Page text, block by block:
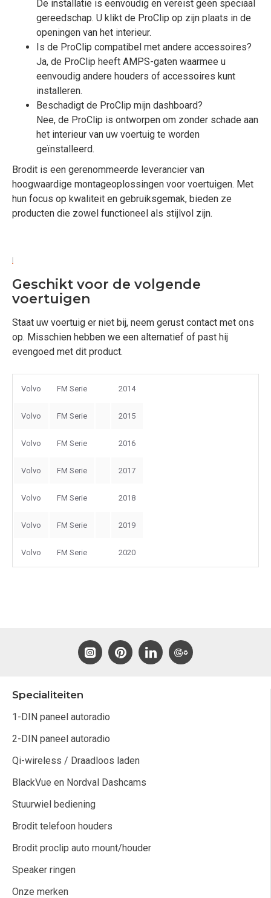
De installatie is eenvoudig en vereist geen speciaal
gereedschap. U klikt de ProClip op zijn plaats in de
openingen van het interieur.
Is de ProClip compatibel met andere accessoires?
Ja, de ProClip heeft AMPS-gaten waarmee u
eenvoudig andere houders of accessoires kunt
installeren.
Beschadigt de ProClip mijn dashboard?
Nee, de ProClip is ontworpen om zonder schade aan
het interieur van uw voertuig te worden
geïnstalleerd.
Brodit is een gerenommeerde leverancier van
hoogwaardige montageoplossingen voor voertuigen. Met
hun focus op kwaliteit en gebruiksgemak, bieden ze
producten die zowel functioneel als stijlvol zijn.
Geschikt voor de volgende
voertuigen
Staat uw voertuig er niet bij, neem gerust contact met ons
op. Misschien hebben we een alternatief of past hij
evengoed met dit product.
Volvo FM Serie 2014
Volvo FM Serie 2015
Volvo FM Serie 2016
Volvo FM Serie 2017
Volvo FM Serie 2018
Volvo FM Serie 2019
Volvo FM Serie 2020
Specialiteiten
1-DIN paneel autoradio
2-DIN paneel autoradio
Qi-wireless / Draadloos laden
BlackVue en Nordval Dashcams
Stuurwiel bediening
Brodit telefoon houders
Brodit proclip auto mount/houder
Speaker ringen
Onze merken